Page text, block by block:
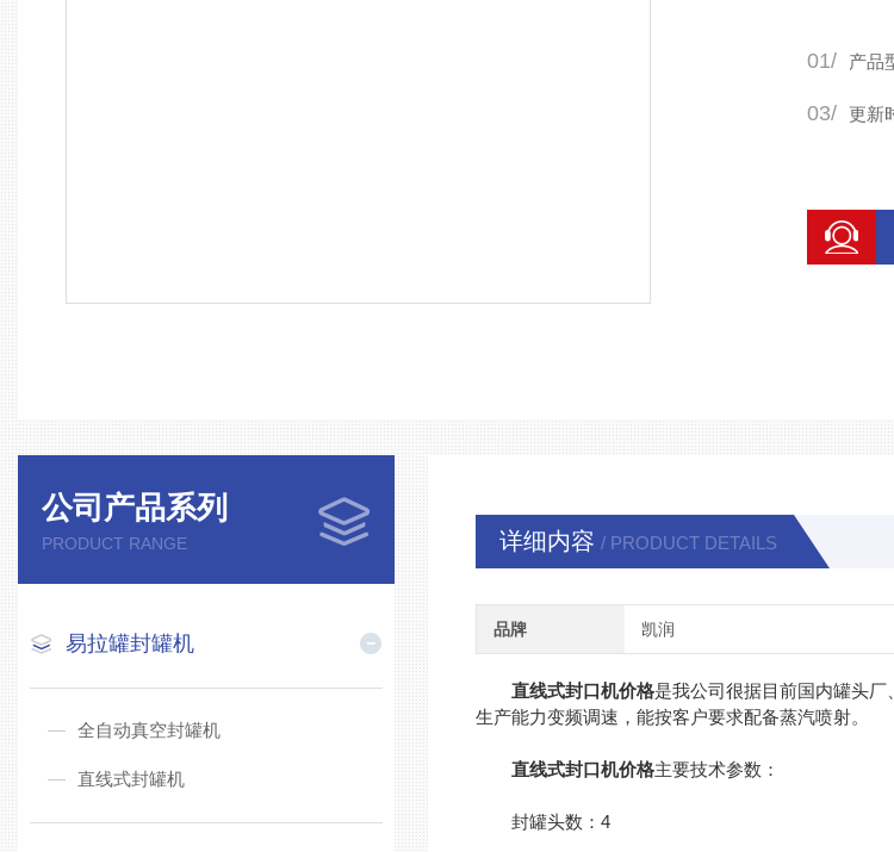
01/ 产品
03/ 更新
公司产品系列
PRODUCT RANGE
易拉罐封罐机
全自动真空封罐机
直线式封罐机
详细内容 / PRODUCT DETAILS
品牌 凯润
直线式封口机价格是我公司很据目前国内罐头
生产能力变频调速，能按客户要求配备蒸汽喷射。
直线式封口机价格主要技术参数：
封罐头数：4